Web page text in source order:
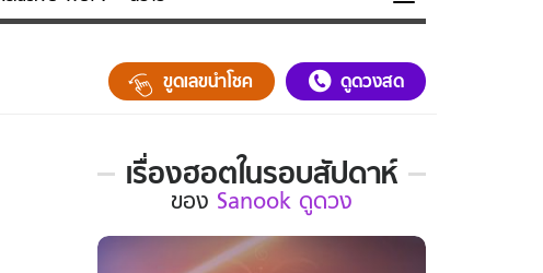
ความรู้รอบตัว
ฮาวทู
ขูดเลขนำโชค ดูดวงสด
เรื่องฮอตในรอบสัปดาห์
เรื่อง
ใน
รอบ
ของ Sanook ดูดวง